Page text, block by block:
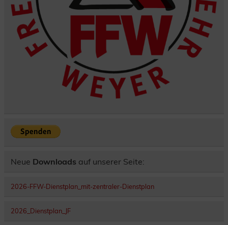
Neue Downloads auf unserer Seite:
2026-FFW-Dienstplan_mit-zentraler-Dienstplan
2026_Dienstplan_JF